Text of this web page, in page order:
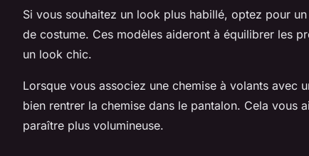
Si vous souhaitez un look plus habillé, optez pour
de costume. Ces modèles aideront à équilibrer les
un look chic.
Lorsque vous associez une chemise à volants avec
bien rentrer la chemise dans le pantalon. Cela vous
paraître plus volumineuse.